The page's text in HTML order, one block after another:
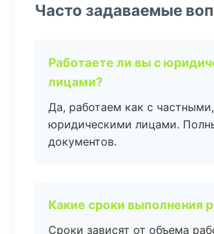
Часто задаваемые
Работаете ли вы с
лицами?
Да, работаем как с
юридическими лицами.
документов.
Какие сроки выполнения
Сроки зависят от объема